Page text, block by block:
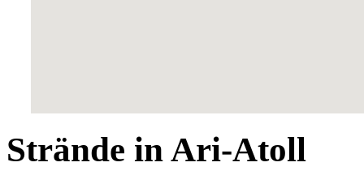
Strände in Ari-Atoll